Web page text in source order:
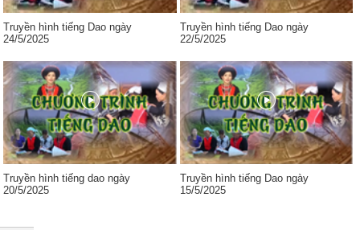
Truyền hình tiếng Dao ngày
24/5/2025
Truyền hình tiếng Dao ngày
22/5/2025
Truyền hình tiếng dao ngày
20/5/2025
Truyền hình tiếng Dao ngày
15/5/2025